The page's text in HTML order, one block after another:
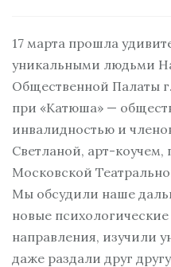
17 марта прошла
уникальными людьми
Общественной Палаты
при «Катюша» —
инвалидностью и
Светланой, арт-коучем,
Московской
Мы обсудили наше
новые
направления, изучили
даже раздали друг